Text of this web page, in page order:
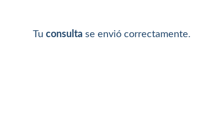
Tu consulta se envió correctamente.